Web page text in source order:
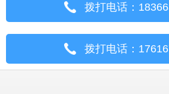
拨打电话：
拨打电话：